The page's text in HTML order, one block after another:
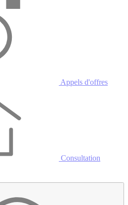
Appels d'offres
Consultation